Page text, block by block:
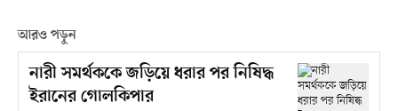
আরও পড়ুন
নারী সমর্থককে জড়িয়ে ধরার পর নিষিদ্ধ
ইরানের গোলকিপার